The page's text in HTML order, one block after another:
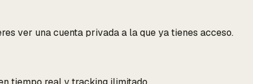
ver una cuenta privada a la que ya tienes acceso.